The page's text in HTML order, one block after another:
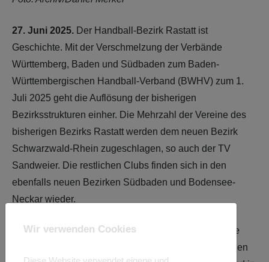
27. Juni 2025. Der Handball-Bezirk Rastatt ist
Geschichte. Mit der Verschmelzung der Verbände
Württemberg, Baden und Südbaden zum Baden-
Württembergischen Handball-Verband (BWHV) zum 1.
Juli 2025 geht die Auflösung der bisherigen
Bezirksstrukturen einher. Die Mehrzahl der Vereine des
bisherigen Bezirks Rastatt werden dem neuen Bezirk
Schwarzwald-Rhein zugeschlagen, so auch der TV
Sandweier. Die restlichen Clubs finden sich in den
ebenfalls neuen Bezirken Südbaden und Bodensee-
Neckar wieder.
Der letzte Bezirkstag des Bezirks Rastatt, bei dem die
(Helmlingen) einen
Wir verwenden Cookies